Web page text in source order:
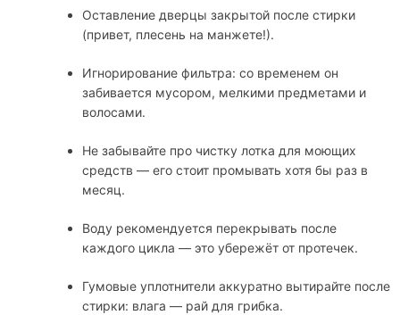
Оставление дверцы закрытой после стирки
(привет, плесень на манжете!).
Игнорирование фильтра: со временем он
забивается мусором, мелкими предметами и
волосами.
Не забывайте про чистку лотка для моющих
средств — его стоит промывать хотя бы раз в
месяц.
Воду рекомендуется перекрывать после
каждого цикла — это убережёт от протечек.
Гумовые уплотнители аккуратно вытирайте после
стирки: влага — рай для грибка.